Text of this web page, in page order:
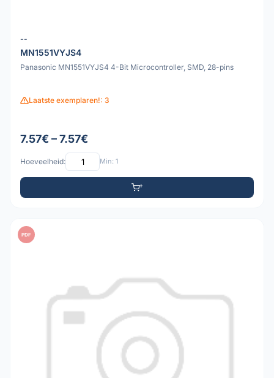
--
MN1551VYJS4
Panasonic MN1551VYJS4 4-Bit Microcontroller, SMD, 28-pins
Laatste exemplaren!: 3
7.57€ – 7.57€
Hoeveelheid: Min: 1
PDF